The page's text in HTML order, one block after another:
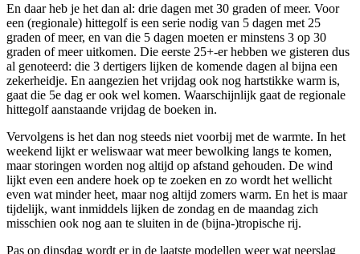
En daar heb je het dan al: drie dagen met 30 graden of meer. Voor
een (regionale) hittegolf is een serie nodig van 5 dagen met 25
graden of meer, en van die 5 dagen moeten er minstens 3 op 30
graden of meer uitkomen. Die eerste 25+-er hebben we gisteren dus
al genoteerd: die 3 dertigers lijken de komende dagen al bijna een
zekerheidje. En aangezien het vrijdag ook nog hartstikke warm is,
gaat die 5e dag er ook wel komen. Waarschijnlijk gaat de regionale
hittegolf aanstaande vrijdag de boeken in.
Vervolgens is het dan nog steeds niet voorbij met de warmte. In het
weekend lijkt er weliswaar wat meer bewolking langs te komen,
maar storingen worden nog altijd op afstand gehouden. De wind
lijkt even een andere hoek op te zoeken en zo wordt het wellicht
even wat minder heet, maar nog altijd zomers warm. En het is maar
tijdelijk, want inmiddels lijken de zondag en de maandag zich
misschien ook nog aan te sluiten in de (bijna-)tropische rij.
Pas op dinsdag wordt er in de laatste modellen weer wat neerslag